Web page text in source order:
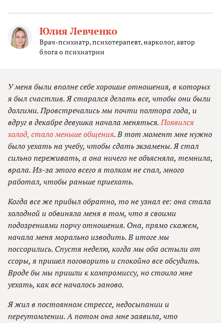
Юлия Левченко
Врач-психиатр, психотерапевт, нарколог, автор
блога о психиатрии
У меня были вполне себе хорошие отношения, в которых
я был счастлив. Я старался делать все, чтобы они были
долгими. Провстречались мы почти полтора года, и
вдруг в декабре девушка начала меняться.Появился
холод, стало меньше общения. В тот момент мне нужно
было уехать на учебу, чтобы сдать экзамены. Я стал
сильно переживать, а она ничего не объясняла, темнила,
врала. Из-за этого всего я толком не спал, много
работал, чтобы раньше приехать.
Когда все же прибыл обратно, то не узнал ее: она стала
холодной и обвиняла меня в том, что я своими
подозрениями порчу отношения. Она, прямо скажем,
начала меня морально изводить. В итоге мы
поссорились. Спустя неделю, когда мы оба остыли от
ссоры, я пришел поговорить и спокойно все обсудить.
Вроде бы мы пришли к компромиссу, но стоило мне
уехать, как все началось заново.
Я жил в постоянном стрессе, недосыпании и
переутомлении. А потом она мне заявила, что